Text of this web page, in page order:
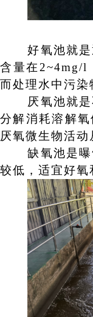
好氧池就
含量在 2~4mg/l
而处理水中污染
厌氧池就
分解消耗溶解
厌氧微生物活动
缺氧池是
较低，适宜好氧